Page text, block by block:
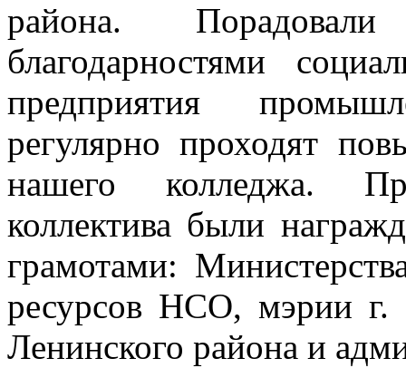
района.
благодарностями
предприятия
регулярно проходят
нашего колледжа.
коллектива были
грамотами:
ресурсов НСО, мэрии г.
Ленинского района и